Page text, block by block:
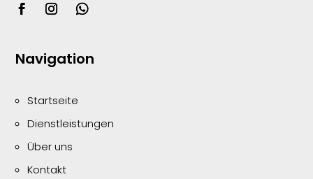
Navigation
Startseite
Dienstleistungen
Über uns
Kontakt